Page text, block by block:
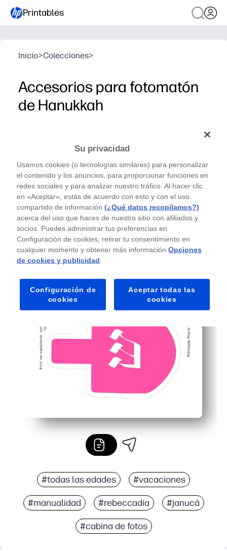
Printables
Inicio>Colecciones>
Accesorios para fotomatón
de Hanukkah
Captura los momentos navideños con estos
accesorios para fotomatón de Janucá de Rebecca
Diy.
Por qué funciona:
Imprime, corta y celebra en cuestión de minutos, sin
Las juguetonas menorás, los dreidels y los dichos
Perfecto para aulas, reuniones familiares y eventos
Diseñado para la impresión doméstica en cartulina:
#todas las edades #vacaciones
#manualidad #rebeccadia #janucá
#cabina de fotos
Su privacidad
Usamos cookies (o tecnologías similares) para personalizar
el contenido y los anuncios, para proporcionar funciones en
redes sociales y para analizar nuestro tráfico. Al hacer clic
en «Aceptar», estás de acuerdo con esto y con el uso
compartido de información(¿Qué datos recopilamos?)
acerca del uso que haces de nuestro sitio con afiliados y
socios. Puedes administrar tus preferencias en
Configuración de cookies, retirar tu consentimiento en
cualquier momento y obtener más informaciónOpciones
de cookies y publicidad
Configuración de
cookies
Aceptar todas las
cookies